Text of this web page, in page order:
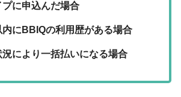
に申込んだ場合
にBBIQの利用歴がある場合
により一括払いになる場合